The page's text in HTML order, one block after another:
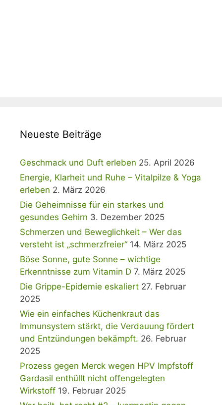
Neueste Beiträge
Geschmack und Duft erleben 25. April 2026
Energie, Klarheit und Ruhe – Vitalpilze & Yoga
erleben 2. März 2026
Die Geheimnisse für ein starkes und
gesundes Gehirn 3. Dezember 2025
Schmerzen und Beweglichkeit – Wer das
versteht ist „schmerzfreier“ 14. März 2025
Böse Sonne, gute Sonne – wichtige
Erkenntnisse zum Vitamin D 7. März 2025
Die Grippe-Epidemie eskaliert 27. Februar
2025
Wie ein einfaches Küchenkraut das
Immunsystem stärkt, die Verdauung fördert
und Entzündungen bekämpft. 26. Februar
2025
Prozess gegen Merck wegen HPV Impfstoff
Gardasil enthüllt nicht offengelegten
Wirkstoff 19. Februar 2025